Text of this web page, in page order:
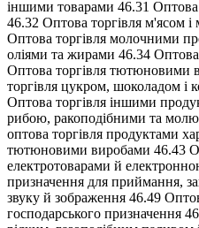
іншими товарами 46.31
46.32 Оптова торгівля м'ясом
Оптова торгівля молочними
оліями та жирами 46.34
Оптова торгівля тютюновими
торгівля цукром, шоколадом і
Оптова торгівля іншими
рибою, ракоподібними та
оптова торгівля продуктами
тютюновими виробами 46.43
електротоварами й
призначення для приймання,
звуку й зображення 46.49
господарського призначення